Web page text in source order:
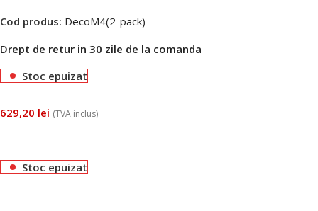
Cod produs: DecoM4(2-pack)
Drept de retur in 30 zile de la comanda
Stoc epuizat
629,20 lei (TVA inclus)
Stoc epuizat